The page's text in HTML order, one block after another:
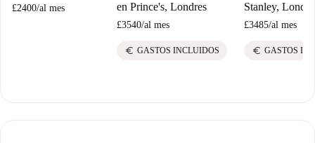
£2400/al mes
en Prince's, Londres
£3540/al mes
euro GASTOS INCLUIDOS
Stanley,
£3485/al mes
euro GASTOS